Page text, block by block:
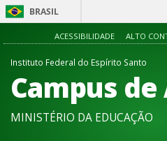
BRASIL
ACESSIBILIDADE ALTO
Instituto Federal do Espírito Santo
Campus
MINISTÉRIO DA EDUCAÇÃO